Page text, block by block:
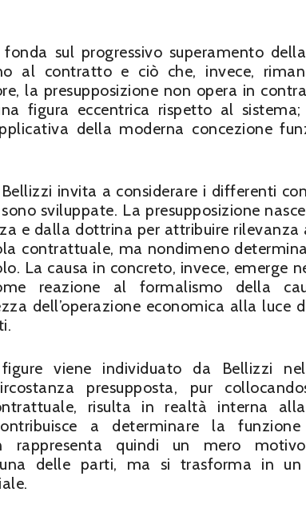
sul progressivo superamento
al contratto e ciò che, invece,
la presupposizione non opera in
figura eccentrica rispetto al sistema;
della moderna concezione
invita a considerare i differenti
sviluppate. La presupposizione
e dalla dottrina per attribuire rilevanza
contrattuale, ma nondimeno
La causa in concreto, invece, emerge
reazione al formalismo della
dell’operazione economica alla luce
viene individuato da Bellizzi
presupposta, pur
risulta in realtà interna alla
a determinare la funzione
rappresenta quindi un mero
delle parti, ma si trasforma in un